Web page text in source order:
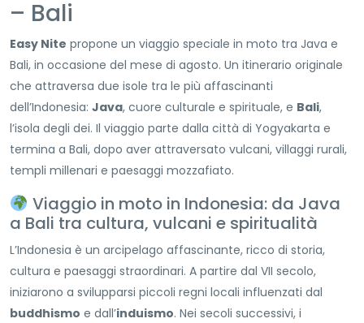
– Bali
Easy Nite propone un viaggio speciale in moto tra Java e
Bali, in occasione del mese di agosto. Un itinerario originale
che attraversa due isole tra le più affascinanti
dell’Indonesia: Java, cuore culturale e spirituale, e Bali,
l’isola degli dei. Il viaggio parte dalla città di Yogyakarta e
termina a Bali, dopo aver attraversato vulcani, villaggi rurali,
templi millenari e paesaggi mozzafiato.
Viaggio in moto in Indonesia: da Java
a Bali tra cultura, vulcani e spiritualità
L’Indonesia è un arcipelago affascinante, ricco di storia,
cultura e paesaggi straordinari. A partire dal VII secolo,
iniziarono a svilupparsi piccoli regni locali influenzati dal
buddhismo e dall’induismo. Nei secoli successivi, i